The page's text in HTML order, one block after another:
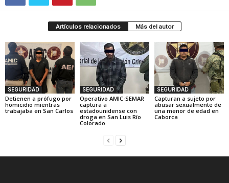
Artículos relacionados Más del autor
SEGURIDAD
Detienen a prófugo por
homicidio mientras
trabajaba en San Carlos
SEGURIDAD
Operativo AMIC-SEMAR
captura a
estadounidense con
droga en San Luis Río
Colorado
SEGURIDAD
Capturan a sujeto por
abusar sexualmente de
una menor de edad en
Caborca